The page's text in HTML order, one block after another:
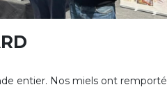
entier. Nos miels ont remporté